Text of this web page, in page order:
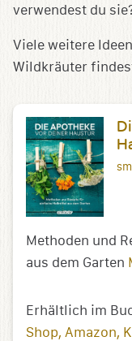
verwendest du
Viele weitere
Wildkräuter
Methoden und
aus dem Garten
Erhältlich im
Shop Amazon